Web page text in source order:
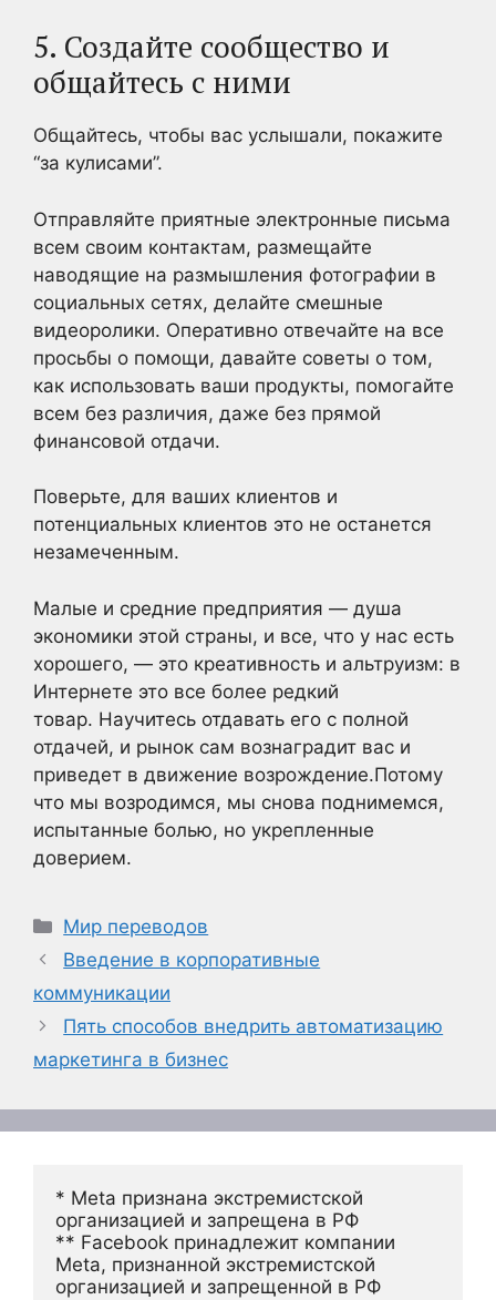
5. Создайте сообщество и
общайтесь с ними
Общайтесь, чтобы вас услышали, покажите
“за кулисами”.
Отправляйте приятные электронные письма
всем своим контактам, размещайте
наводящие на размышления фотографии в
социальных сетях, делайте смешные
видеоролики. Оперативно отвечайте на все
просьбы о помощи, давайте советы о том,
как использовать ваши продукты, помогайте
всем без различия, даже без прямой
финансовой отдачи.
Поверьте, для ваших клиентов и
потенциальных клиентов это не останется
незамеченным.
Малые и средние предприятия — душа
экономики этой страны, и все, что у нас есть
хорошего, — это креативность и альтруизм: в
Интернете это все более редкий
товар. Научитесь отдавать его с полной
отдачей, и рынок сам вознаградит вас и
приведет в движение возрождение.Потому
что мы возродимся, мы снова поднимемся,
испытанные болью, но укрепленные
доверием.
Рубрики
Мир переводов
Введение в корпоративные
коммуникации
Пять способов внедрить автоматизацию
маркетинга в бизнес
* Meta признана экстремистской
организацией и запрещена в РФ
** Facebook принадлежит компании
Meta, признанной экстремистской
организацией и запрещенной в РФ